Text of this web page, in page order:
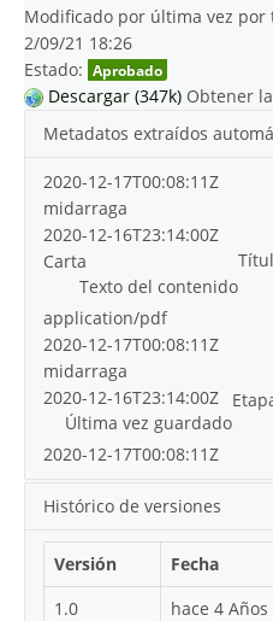
Modificado por última vez por
2/09/21 18:26
Estado: Aprobado
Descargar (347k) Obtener la
Metadatos extraídos
2020-12-17T00:08:11Z
midarraga
2020-12-16T23:14:00Z
Carta
Texto del contenido
application/pdf
2020-12-17T00:08:11Z
midarraga
2020-12-16T23:14:00Z
Última vez guardado
2020-12-17T00:08:11Z
Histórico de versiones
Versión Fecha
1.0
hace 4 Años